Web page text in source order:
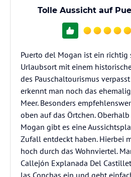
Tolle Aussicht auf
Puerto del Mogan ist ein richtig
Urlaubsort mit einem
des Pauschaltourismus
erkennt man noch das
Meer. Besonders
oben auf das Örtchen.
Mogan gibt es eine
Zufall entdeckt haben. Hierbei
hoch durch das Wohnviertel.
Callejón Explanada Del
las Conchas ein und geht